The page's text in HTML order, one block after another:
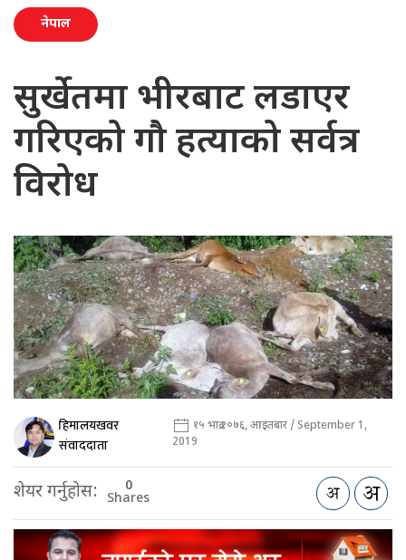
नेपाल
सुर्खेतमा भीरबाट लडाएर
गरिएको गौ हत्याको सर्वत्र
विरोध
हिमालयखवर
संवाददाता
१५ भाद्र २०७६, आइतबार / September 1,
2019
शेयर गर्नुहोस: 0
Shares